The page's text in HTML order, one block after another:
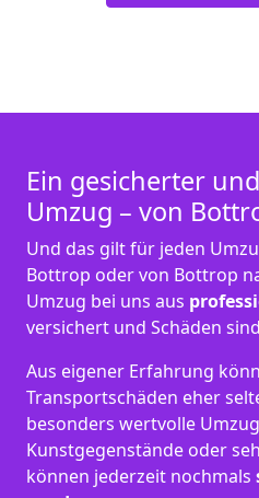
Ein gesicherter
Umzug – von
Und das gilt für jeden
Bottrop oder von Bottrop
Umzug bei uns aus
versichert und Schäden
Aus eigener Erfahrung
Transportschäden eher
besonders wertvolle
Kunstgegenstände oder
können jederzeit nochmals